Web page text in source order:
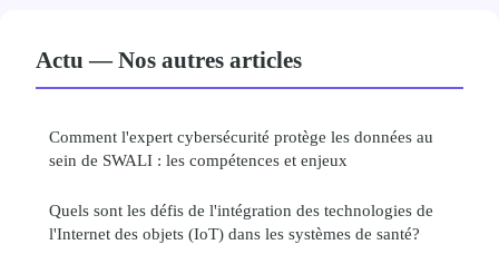
Actu — Nos autres articles
Comment l'expert cybersécurité protège les données au
sein de SWALI : les compétences et enjeux
Quels sont les défis de l'intégration des technologies de
l'Internet des objets (IoT) dans les systèmes de santé?